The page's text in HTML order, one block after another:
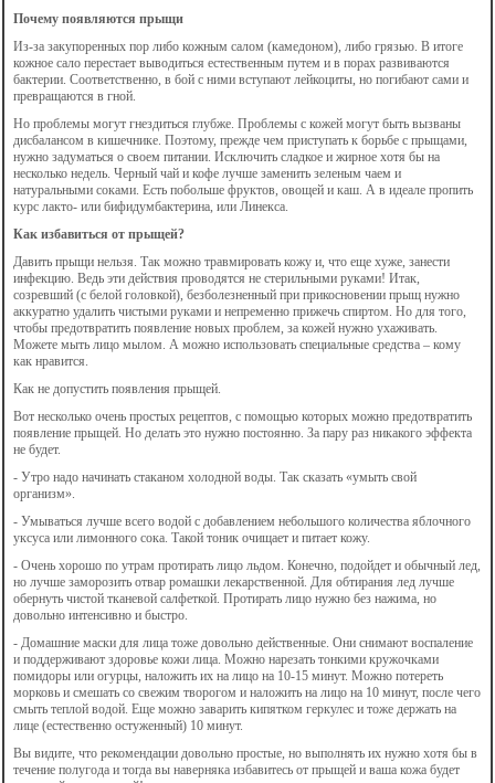
Почему появляются прыщи
Из-за закупоренных пор либо кожным салом (камедоном), либо грязью. В итоге
кожное сало перестает выводиться естественным путем и в порах развиваются
бактерии. Соответственно, в бой с ними вступают лейкоциты, но погибают сами и
превращаются в гной.
Но проблемы могут гнездиться глубже. Проблемы с кожей могут быть вызваны
дисбалансом в кишечнике. Поэтому, прежде чем приступать к борьбе с прыщами,
нужно задуматься о своем питании. Исключить сладкое и жирное хотя бы на
несколько недель. Черный чай и кофе лучше заменить зеленым чаем и
натуральными соками. Есть побольше фруктов, овощей и каш. А в идеале пропить
курс лакто- или бифидумбактерина, или Линекса.
Как избавиться от прыщей?
Давить прыщи нельзя. Так можно травмировать кожу и, что еще хуже, занести
инфекцию. Ведь эти действия проводятся не стерильными руками! Итак,
созревший (с белой головкой), безболезненный при прикосновении прыщ нужно
аккуратно удалить чистыми руками и непременно прижечь спиртом. Но для того,
чтобы предотвратить появление новых проблем, за кожей нужно ухаживать.
Можете мыть лицо мылом. А можно использовать специальные средства – кому
как нравится.
Как не допустить появления прыщей.
Вот несколько очень простых рецептов, с помощью которых можно предотвратить
появление прыщей. Но делать это нужно постоянно. За пару раз никакого эффекта
не будет.
- Утро надо начинать стаканом холодной воды. Так сказать «умыть свой
организм».
- Умываться лучше всего водой с добавлением небольшого количества яблочного
уксуса или лимонного сока. Такой тоник очищает и питает кожу.
- Очень хорошо по утрам протирать лицо льдом. Конечно, подойдет и обычный лед,
но лучше заморозить отвар ромашки лекарственной. Для обтирания лед лучше
обернуть чистой тканевой салфеткой. Протирать лицо нужно без нажима, но
довольно интенсивно и быстро.
- Домашние маски для лица тоже довольно действенные. Они снимают воспаление
и поддерживают здоровье кожи лица. Можно нарезать тонкими кружочками
помидоры или огурцы, наложить их на лицо на 10-15 минут. Можно потереть
морковь и смешать со свежим творогом и наложить на лицо на 10 минут, после чего
смыть теплой водой. Еще можно заварить кипятком геркулес и тоже держать на
лице (естественно остуженный) 10 минут.
Вы видите, что рекомендации довольно простые, но выполнять их нужно хотя бы в
течение полугода и тогда вы наверняка избавитесь от прыщей и ваша кожа будет